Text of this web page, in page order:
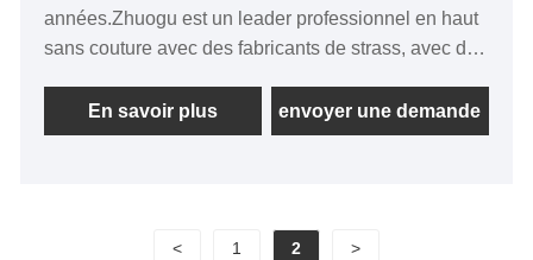
années.Zhuogu est un leader professionnel en haut
sans couture avec des fabricants de strass, avec des
Guidance et négociations commerciales.
En savoir plus envoyer une demande
< 1 2 >